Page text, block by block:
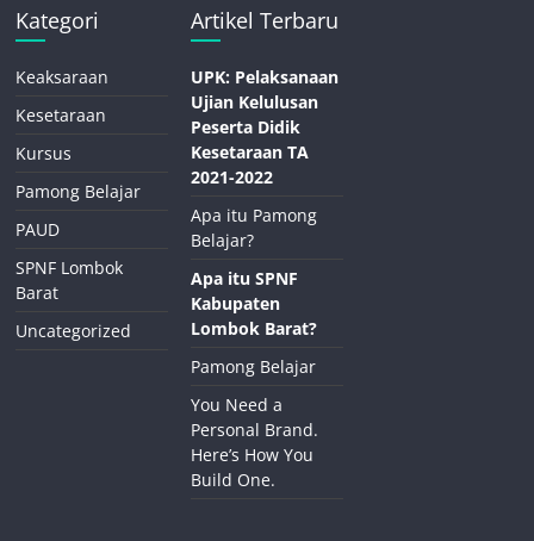
Kategori
Keaksaraan
Kesetaraan
Kursus
Pamong Belajar
PAUD
SPNF Lombok
Barat
Uncategorized
Artikel Terbaru
UPK: Pelaksanaan
Ujian Kelulusan
Peserta Didik
Kesetaraan TA
2021-2022
Apa itu Pamong
Belajar?
Apa itu SPNF
Kabupaten
Lombok Barat?
Pamong Belajar
You Need a
Personal Brand.
Here’s How You
Build One.